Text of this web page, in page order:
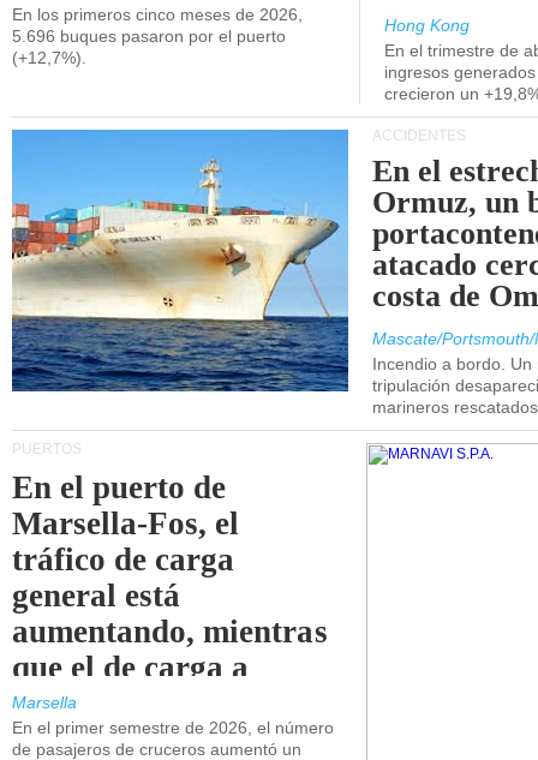
En los primeros cinco meses de 2026,
5.696 buques pasaron por el puerto
(+12,7%).
Hong Kong
En el trimestre de
ingresos
crecieron un
ACCIDENTES
En el
Ormuz, un
atacado
costa de
Mascate/
Incendio a bordo.
tripulación
marineros
PUERTOS
En el puerto de
Marsella-Fos, el
tráfico de carga
general está
aumentando, mientras
que el de carga a
granel está
disminuyendo.
Marsella
En el primer semestre de 2026, el número
de pasajeros de cruceros aumentó un